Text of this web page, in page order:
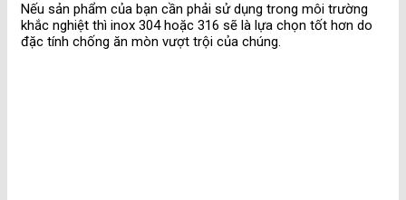
Nếu sản phẩm của bạn cần phải sử dụng trong môi trường
khắc nghiệt thì inox 304 hoặc 316 sẽ là lựa chọn tốt hơn do
đặc tính chống ăn mòn vượt trội của chúng.